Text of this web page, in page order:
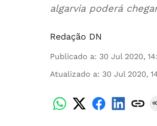
algarvia poderá
Redação DN
Publicado a: 30 Jul 2020,
Atualizado a: 30 Jul 2020,